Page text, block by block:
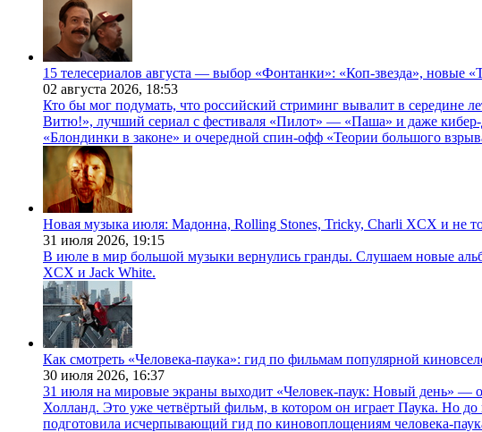
15 телесериалов августа — выбор «Фонтанки»: «Коп-звезда», новые
02 августа 2026, 18:53
Кто бы мог подумать, что российский стриминг вывалит в середине
Витю!», лучший сериал с фестиваля «Пилот» — «Паша» и даже
«Блондинки в законе» и очередной спин-офф «Теории большого
Новая музыка июля: Мадонна, Rolling Stones, Tricky, Charli XCX и не
31 июля 2026, 19:15
В июле в мир большой музыки вернулись гранды. Слушаем новые
XCX и Jack White.
Как смотреть «Человека-паука»: гид по фильмам популярной
30 июля 2026, 16:37
31 июля на мировые экраны выходит «Человек-паук: Новый день» —
Холланд. Это уже четвёртый фильм, в котором он играет Паука. Но
подготовила исчерпывающий гид по киновоплощениям человека-